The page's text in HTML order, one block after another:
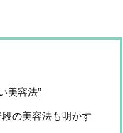
美容法”
の美容法も明かす